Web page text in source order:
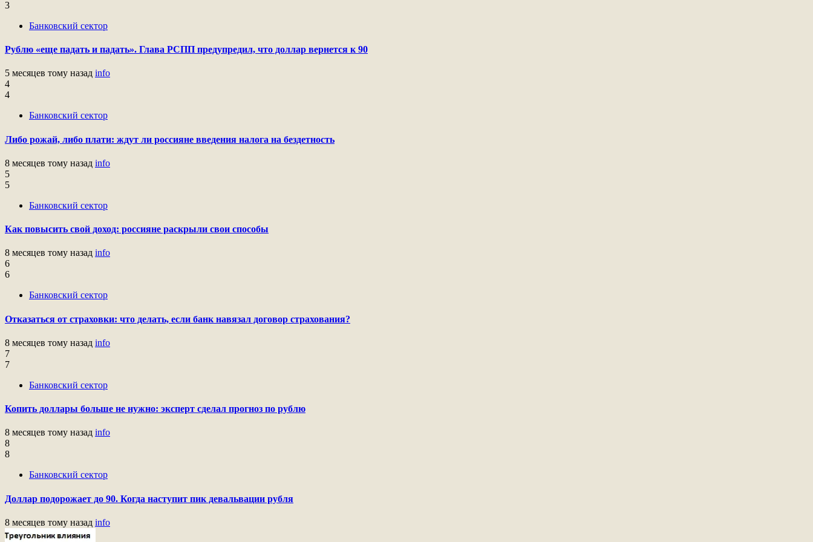
3
Банковский сектор
Рублю «еще падать и падать». Глава РСПП предупредил, что доллар вернется к 90
5 месяцев тому назад info
4
4
Банковский сектор
Либо рожай, либо плати: ждут ли россияне введения налога на бездетность
8 месяцев тому назад info
5
5
Банковский сектор
Как повысить свой доход: россияне раскрыли свои способы
8 месяцев тому назад info
6
6
Банковский сектор
Отказаться от страховки: что делать, если банк навязал договор страхования?
8 месяцев тому назад info
7
7
Банковский сектор
Копить доллары больше не нужно: эксперт сделал прогноз по рублю
8 месяцев тому назад info
8
8
Банковский сектор
Доллар подорожает до 90. Когда наступит пик девальвации рубля
8 месяцев тому назад info